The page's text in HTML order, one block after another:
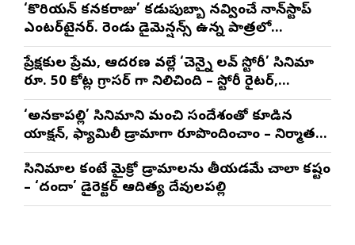
‘కొరియన్ కనకరాజు’ కడుపుబ్బా నవ్వించే నాన్‌స్టాప్
ఎంటర్‌టైనర్. రెండు డైమెన్షన్స్ ఉన్న పాత్రలో
నటించడం చాలా సంతృప్తినిచ్చింది : వరుణ్ తేజ్
ప్రేక్షకుల ప్రేమ, ఆదరణ వల్లే ‘చెన్నై లవ్ స్టోరీ’ సినిమా
రూ. 50 కోట్ల గ్రాసర్ గా నిలిచింది – స్టోరీ రైటర్,
ప్రొడ్యూసర్ సాయి రాజేష్
‘అనకాపల్లి’ సినిమాని మంచి సందేశంతో కూడిన
యాక్షన్, ఫ్యామిలీ డ్రామాగా రూపొందించాం – నిర్మాతలు
త్రినాథరావు నక్కిన, కాండ్రేగుల నాయుడు
సినిమాల కంటే మైక్రో డ్రామాలను తీయడమే చాలా కష్టం
– ‘దందా’ డైరెక్ట‌ర్ ఆదిత్య దేవులపల్లి